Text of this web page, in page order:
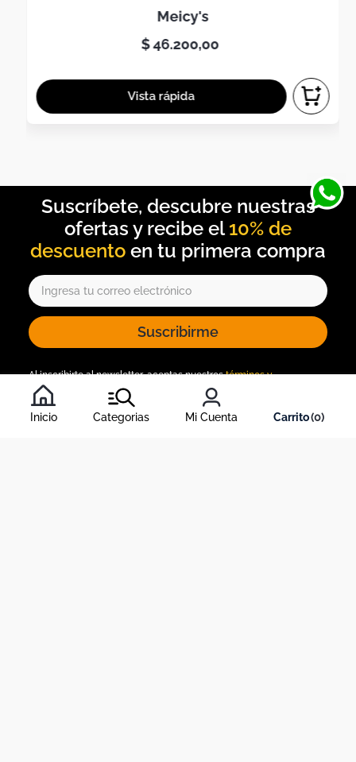
Inicio Categorias Mi Cuenta 0
meicy's
$46.200,00
10% de
descuento
Suscribirme
Al inscribirte al newsletter, aceptas nuestrostérminos y
condiciones
, y nuestra política de tratamiento de información